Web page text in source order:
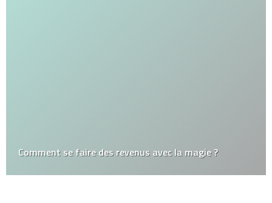
Comment se faire des revenus avec la magie ?